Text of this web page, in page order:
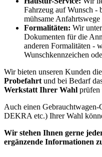
Fahrzeug auf Wunsch -
mühsame
Formalitäten: Wir
Dokumenten für die
anderen Formalitäten -
Wunschkennzeichen
Wir bieten unseren Kunden
Probefahrt und bei Bedarf
Werkstatt Ihrer Wahl prüfen
Auch einen
DEKRA etc.) Ihrer Wahl
Wir stehen Ihnen gerne
ergänzende Informationen